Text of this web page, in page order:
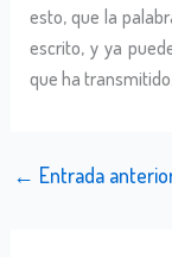
esto, que la
escrito, y ya
que ha transmitido.
← Entrada